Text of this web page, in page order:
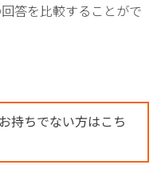
答を比較することがで
持ちでない方はこち